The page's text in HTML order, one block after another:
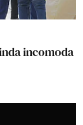
incomoda